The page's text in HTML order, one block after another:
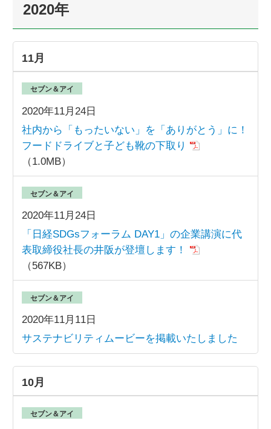
2020年
11月
2020年11月24日
セブン＆アイ
社内から「もったいない」を「ありがとう」に！
フードドライブと子ども靴の下取り
（1.0MB）
2020年11月24日
セブン＆アイ
「日経SDGsフォーラム DAY1」の企業講演に代
表取締役社長の井阪が登壇します！
（567KB）
2020年11月11日
セブン＆アイ
サステナビリティムービーを掲載いたしました
10月
セブン＆アイ